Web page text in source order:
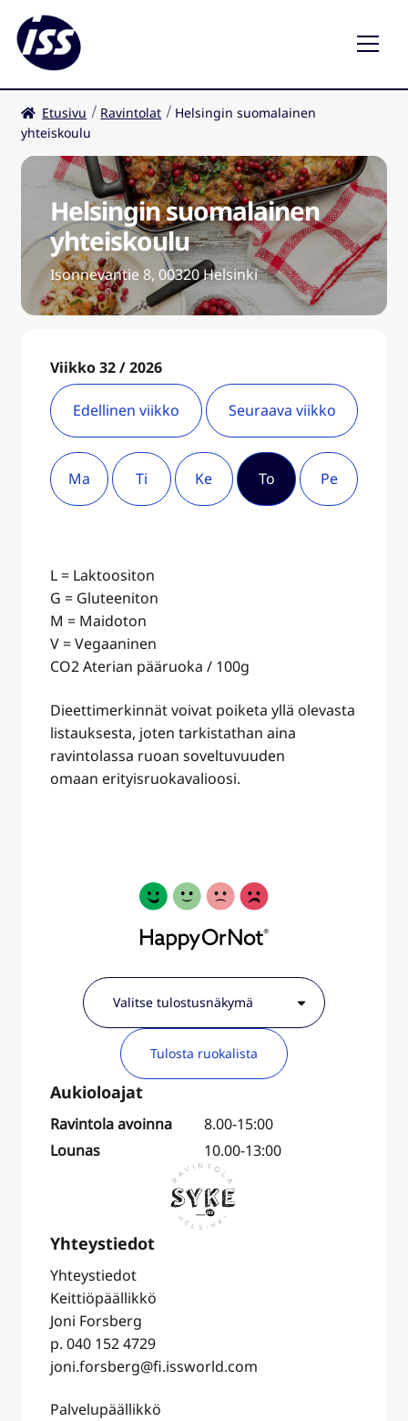
Ravintolat
Kahvilat
Etusivu Ravintolat
Helsingin suomalainen
yhteiskoulu
Helsingin suomalainen
yhteiskoulu
Isonnevantie 8, 00320 Helsinki
Viikko 32 / 2026
Edellinen viikko
Ma Ti Ke To Pe
Seuraava viikko
L = Laktoositon
G = Gluteeniton
M = Maidoton
V = Vegaaninen
CO2 Aterian pääruoka / 100g
Dieettimerkinnät voivat poiketa yllä olevasta
listauksesta, joten tarkistathan aina
ravintolassa ruoan soveltuvuuden
omaan erityisruokavalioosi.
Tulosta ruokalista
Ravintola avoinna
8.00-15:00
Lounas
10.00-13:00
Yhteystiedot
Keittiöpäällikkö
Joni Forsberg
p. 040 152 4729
joni.forsberg@fi.issworld.com
Palvelupäällikkö